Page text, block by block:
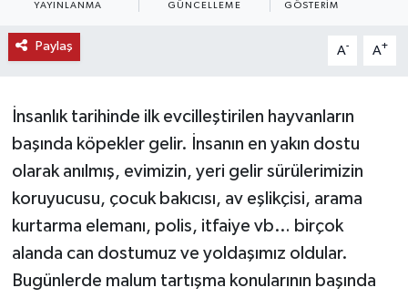
YAYINLANMA GÜNCELLEME GÖSTERIM
Paylaş A- A+
İnsanlık tarihinde ilk evcilleştirilen hayvanların
başında köpekler gelir. İnsanın en yakın dostu
olarak anılmış, evimizin, yeri gelir sürülerimizin
koruyucusu, çocuk bakıcısı, av eşlikçisi, arama
kurtarma elemanı, polis, itfaiye vb… birçok
alanda can dostumuz ve yoldaşımız oldular.
Bugünlerde malum tartışma konularının başında
GÜNDEM
KÜLTÜR - SANAT
MAGAZİN
ÖZEL HABER
SAĞLIK